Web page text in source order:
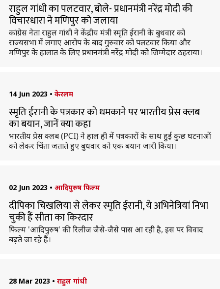
राहुल गांधी का पलटवार, बोले- प्रधानमंत्री नरेंद्र मोदी की
विचारधारा ने मणिपुर को जलाया
कांग्रेस नेता राहुल गांधी ने केंद्रीय मंत्री स्मृति ईरानी के बुधवार को
राज्यसभा में लगाए आरोप के बाद गुरुवार को पलटवार किया और
मणिपुर के हालात के लिए प्रधानमंत्री नरेंद्र मोदी को जिम्मेदार ठहराया।
14 Jun 2023 • केरलम
स्मृति ईरानी के पत्रकार को धमकाने पर भारतीय प्रेस क्लब
का बयान, जानें क्या कहा
भारतीय प्रेस क्लब (PCI) ने हाल ही में पत्रकारों के साथ हुई कुछ घटनाओं
को लेकर चिंता जताते हुए बुधवार को एक बयान जारी किया।
02 Jun 2023 • आदिपुरुष फिल्म
दीपिका चिखलिया से लेकर स्मृति ईरानी, ये अभिनेत्रियां निभा
चुकी हैं सीता का किरदार
फिल्म 'आदिपुरुष' की रिलीज जैसे-जैसे पास आ रही है, इस पर विवाद
बढ़ते जा रहे हैं।
28 Mar 2023 • राहुल गांधी